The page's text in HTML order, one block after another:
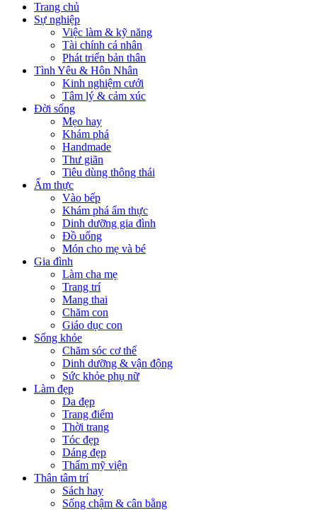
Trang chủ
Sự nghiệp
Việc làm & kỹ năng
Tài chính cá nhân
Phát triển bản thân
Tình Yêu & Hôn Nhân
Kinh nghiệm cưới
Tâm lý & cảm xúc
Đời sống
Mẹo hay
Khám phá
Handmade
Thư giãn
Tiêu dùng thông thái
Ẩm thực
Vào bếp
Khám phá ẩm thực
Dinh dưỡng gia đình
Đồ uống
Món cho mẹ và bé
Gia đình
Làm cha mẹ
Trang trí
Mang thai
Chăm con
Giáo dục con
Sống khỏe
Chăm sóc cơ thể
Dinh dưỡng & vận động
Sức khỏe phụ nữ
Làm đẹp
Da đẹp
Trang điểm
Thời trang
Tóc đẹp
Dáng đẹp
Thẩm mỹ viện
Thân tâm trí
Sách hay
Sống chậm & cân bằng